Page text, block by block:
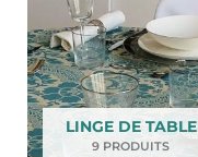
LINGE DE TABLE
9 PRODUITS